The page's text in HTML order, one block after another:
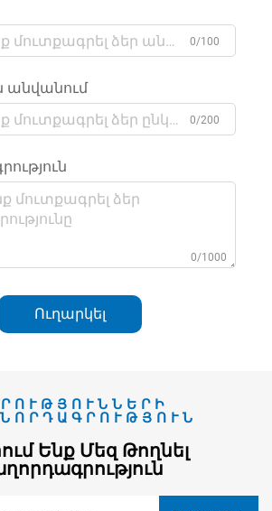
0/100
անվանում
0/200
0/1000
Ուղարկել
Ենք Մեզ Թողնել